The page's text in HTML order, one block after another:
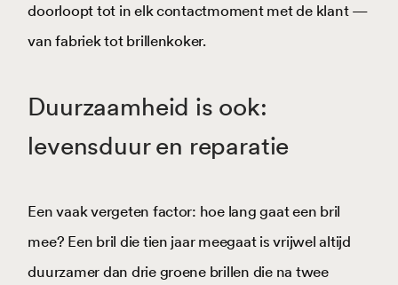
doorloopt tot in elk contactmoment met de klant —
van fabriek tot brillenkoker.
Duurzaamheid is ook:
levensduur en reparatie
Een vaak vergeten factor: hoe lang gaat een bril
mee? Een bril die tien jaar meegaat is vrijwel altijd
duurzamer dan drie groene brillen die na twee